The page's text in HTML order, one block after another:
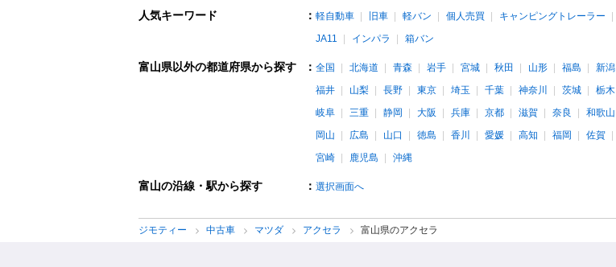
人気キーワード ： 軽自動車 旧車 軽バン 個人売買 キャンピングトレーラー
JA11
インパラ 箱バン
富山県以外の都道府県から探す ： 全国 北海道 青森 岩手 宮城 秋田 山形 福島 新潟
福井
山梨 長野 東京 埼玉 千葉 神奈川 茨城 栃木
岐阜
三重 静岡 大阪 兵庫 京都 滋賀 奈良 和歌山
岡山
広島 山口 徳島 香川 愛媛 高知 福岡 佐賀
宮崎
鹿児島 沖縄
富山の沿線・駅から探す ： 選択画面へ
ジモティー 中古車 マツダ アクセラ 富山県のアクセラ